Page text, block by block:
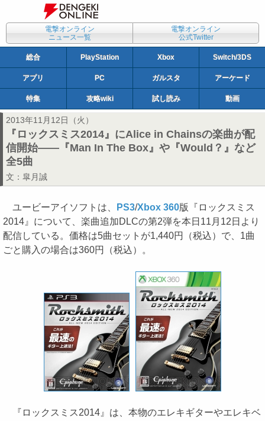
電撃オンライン
ニュース一覧
電撃オンライン
公式Twitter
総合 PlayStation Xbox Switch/3DS
アプリ PC ガルスタ アーケード
特集 攻略wiki 試し読み 動画
2013年11月12日（火）
『ロックスミス2014』にAlice in Chainsの楽曲が配
信開始――『Man In The Box』や『Would？』など
全5曲
文： 皐月誠
ユービーアイソフトは、 PS3/Xbox 360版『ロックスミス
2014』について、楽曲追加DLCの第2弾を本日11月12日より
配信している。価格は5曲セットが1,440円（税込）で、1曲
ごと購入の場合は360円（税込）。
『ロックスミス2014』は、本物のエレキギターやエレキベ